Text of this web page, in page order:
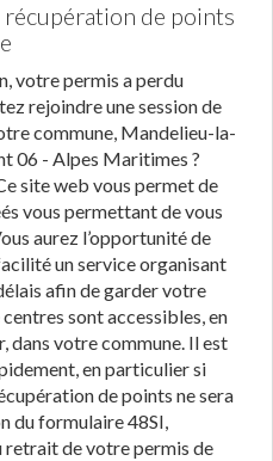
de points
votre permis a perdu
rejoindre une session de
commune, Mandelieu-la-
06 - Alpes Maritimes ?
site web vous permet de
vous permettant de vous
aurez l’opportunité de
un service organisant
afin de garder votre
sont accessibles, en
dans votre commune. Il est
en particulier si
de points ne sera
du formulaire 48SI,
de votre permis de